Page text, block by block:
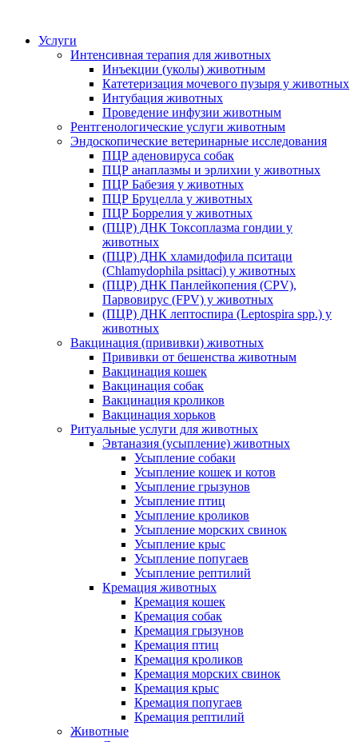
Услуги
Интенсивная терапия для животных
Инъекции (уколы) животным
Катетеризация мочевого пузыря у животных
Интубация животных
Проведение инфузии животным
Рентгенологические услуги животным
Эндоскопические ветеринарные исследования
ПЦР аденовируса собак
ПЦР анаплазмы и эрлихии у животных
ПЦР Бабезия у животных
ПЦР Бруцелла у животных
ПЦР Боррелия у животных
(ПЦР) ДНК Токсоплазма гондии у
животных
(ПЦР) ДНК хламидофила пситаци
(Chlamydophila psittaci) у животных
(ПЦР) ДНК Панлейкопения (CPV),
Парвовирус (FPV) у животных
(ПЦР) ДНК лептоспира (Leptospira spp.) у
животных
Вакцинация (прививки) животных
Прививки от бешенства животным
Вакцинация кошек
Вакцинация собак
Вакцинация кроликов
Вакцинация хорьков
Ритуальные услуги для животных
Эвтаназия (усыпление) животных
Усыпление собаки
Усыпление кошек и котов
Усыпление грызунов
Усыпление птиц
Усыпление кроликов
Усыпление морских свинок
Усыпление крыс
Усыпление попугаев
Усыпление рептилий
Кремация животных
Кремация кошек
Кремация собак
Кремация грызунов
Кремация птиц
Кремация кроликов
Кремация морских свинок
Кремация крыс
Кремация попугаев
Кремация рептилий
Животные